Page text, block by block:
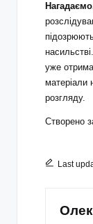
уже
розгляду.
Створено
Last